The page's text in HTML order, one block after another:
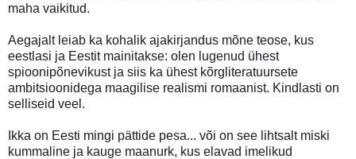
maha vaikitud.
Aegajalt leiab ka kohalik ajakirjandus mõne teose, kus
eestlasi ja Eestit mainitakse: olen lugenud ühest
spioonipõnevikust ja siis ka ühest kõrgliteratuursete
ambitsioonidega maagilise realismi romaanist. Kindlasti on
selliseid veel.
Ikka on Eesti mingi pättide pesa... või on see lihtsalt miski
kummaline ja kauge maanurk, kus elavad imelikud